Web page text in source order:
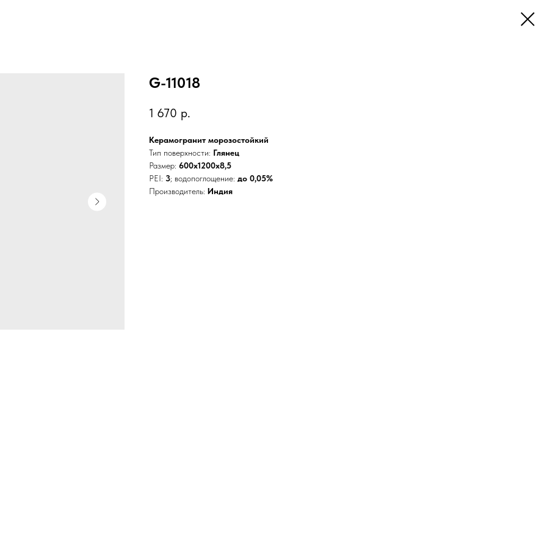
G-11018
1 670 р.
Керамогранит морозостойкий
Тип поверхности: Глянец
Размер: 600x1200x8,5
PEI: 3; водопоглощение: до 0,05%
Производитель: Индия